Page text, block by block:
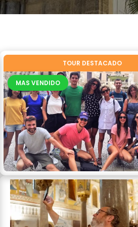
TOUR DESTACADO
MAS VENDIDO